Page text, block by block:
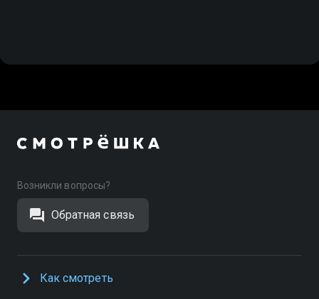
Возникли вопросы?
Обратная связь
Как смотреть